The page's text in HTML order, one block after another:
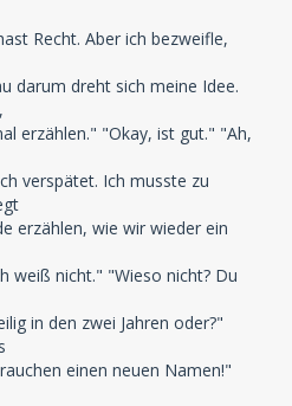
Recht. Aber ich bezweifle,
darum dreht sich meine Idee.
erzählen." "Okay, ist gut." "Ah,
verspätet. Ich musste zu
erzählen, wie wir wieder ein
weiß nicht." "Wieso nicht? Du
in den zwei Jahren oder?"
einen neuen Namen!"